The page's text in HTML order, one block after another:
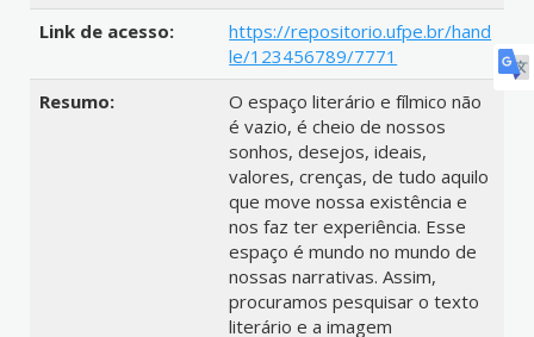
Link de acesso:
https://repositorio.ufpe.br/hand
le/123456789/7771
Resumo:
O espaço literário e fílmico não
é vazio, é cheio de nossos
sonhos, desejos, ideais,
valores, crenças, de tudo aquilo
que move nossa existência e
nos faz ter experiência. Esse
espaço é mundo no mundo de
nossas narrativas. Assim,
procuramos pesquisar o texto
literário e a imagem